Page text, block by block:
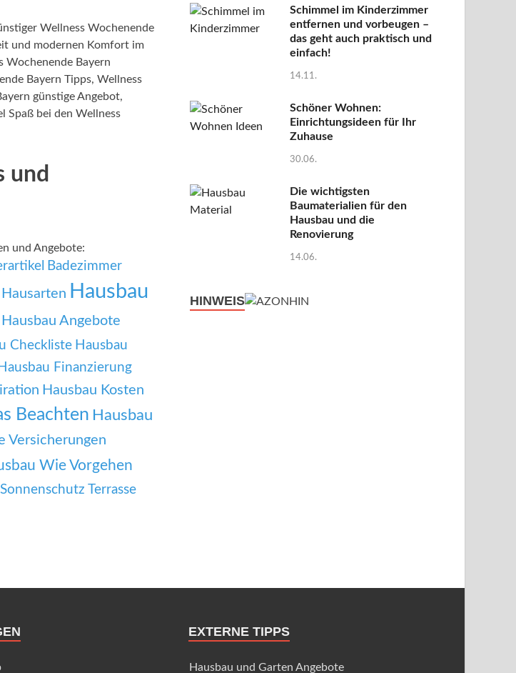
Wellness Wochenende
und modernen Komfort im
Wochenende Bayern
Bayern Tipps, Wellness
günstige Angebot,
Spaß bei den Wellness
und
und Angebote:
Badezimmer
Hausarten Hausbau
Hausbau Angebote
Checkliste Hausbau
Hausbau Finanzierung
Hausbau Kosten
Beachten Hausbau
Versicherungen
Wie Vorgehen
Sonnenschutz Terrasse
Schimmel im Kinderzimmer
entfernen und vorbeugen –
das geht auch praktisch und
einfach!
14.11.
Schöner Wohnen:
Einrichtungsideen für Ihr
Zuhause
30.06.
Die wichtigsten
Baumaterialien für den
Hausbau und die
Renovierung
14.06.
HINWEIS
EXTERNE TIPPS
Hausbau und Garten Angebote